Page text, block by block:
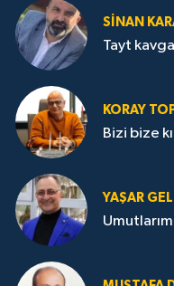
SİNAN
Tayt
KORAY
Bizi bize
YAŞAR